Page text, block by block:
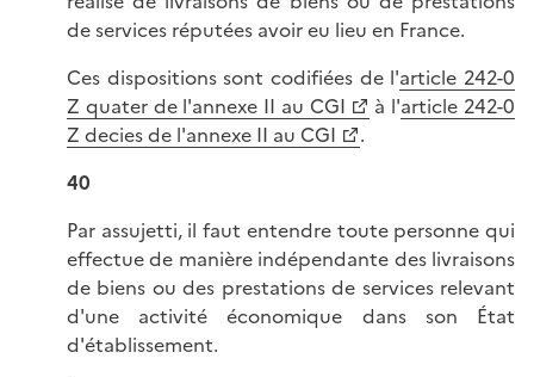
de services réputées avoir eu lieu en France.
Ces dispositions sont codifiées de l'article 242-0
Z quater de l'annexe II au CGI
à l'article 242-0
Z decies de l'annexe II au CGI
.
40
Par assujetti, il faut entendre toute personne qui
effectue de manière indépendante des livraisons
de biens ou des prestations de services relevant
d'une activité économique dans son État
d'établissement.